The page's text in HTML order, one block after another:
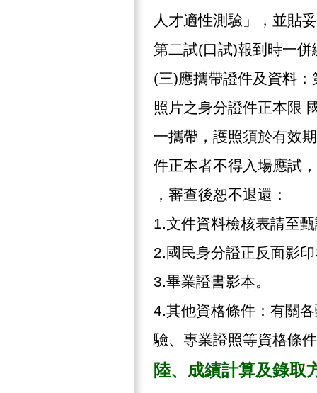
人才適性測驗」，並貼
第二試(口試)報到時一併
(三)應攜帶證件及資料
照片之身分證件正本限
一攜帶，護照須於有效
件正本者不得入場應試
，審查後恕不退還：
1.文件資料檢核表請至
2.國民身分證正反面影
3.畢業證書影本。
4.其他資格條件：有關
驗、專業證照等資格條
陸、成績計算及錄取